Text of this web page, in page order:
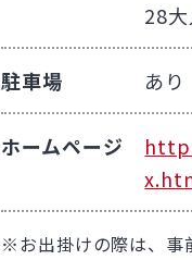
28
駐車場 あり
ホームページ
※お出掛けの際は、事